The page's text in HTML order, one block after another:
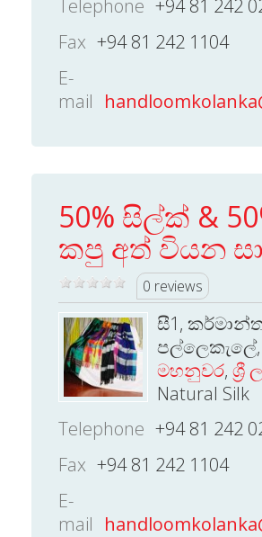
Telephone +94 81 242
Fax +94 81 242 1104
E-
mail
50% සිල්ක් &
කපු අත් වියන
0 reviews
සී1,
පල්ලෙකැලේ,
මහනුවර, ශ්‍රී
Natural Silk
Telephone +94 81 242
Fax +94 81 242 1104
E-
mail